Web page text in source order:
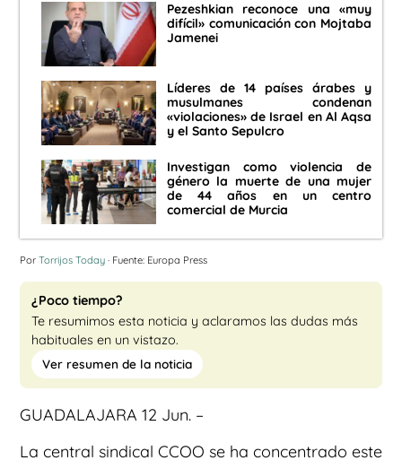
Pezeshkian reconoce una «muy
difícil» comunicación con Mojtaba
Jamenei
Líderes de 14 países árabes y
musulmanes condenan
«violaciones» de Israel en Al Aqsa
y el Santo Sepulcro
Investigan como violencia de
género la muerte de una mujer
de 44 años en un centro
comercial de Murcia
Por Torrijos Today · Fuente: Europa Press
¿Poco tiempo?
Te resumimos esta noticia y aclaramos las dudas más
habituales en un vistazo.
Ver resumen de la noticia
GUADALAJARA 12 Jun. –
La central sindical CCOO se ha concentrado este